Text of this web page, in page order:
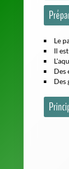
Le
Il
Des
Des